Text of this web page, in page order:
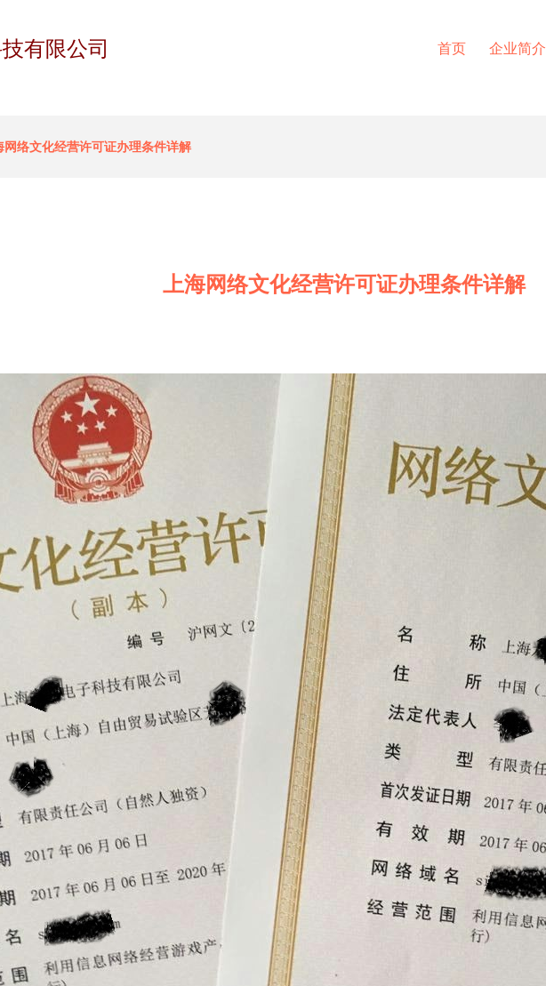
有限公司 首页 企业简介
网络文化经营许可证办理条件详解
上海网络文化经营许可证办理条件详解